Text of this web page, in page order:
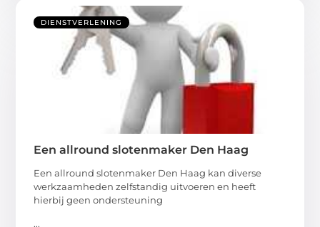
DIENSTVERLENING
Een allround slotenmaker Den Haag
Een allround slotenmaker Den Haag kan diverse
werkzaamheden zelfstandig uitvoeren en heeft
hierbij geen ondersteuning
...